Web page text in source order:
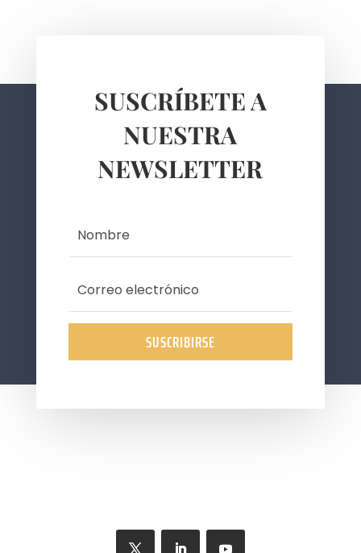
SUSCRÍBETE A
NUESTRA
NEWSLETTER
SUSCRIBIRSE